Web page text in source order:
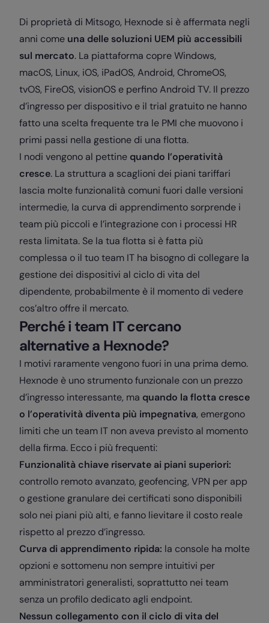
Di proprietà di Mitsogo, Hexnode si è affermata negli
anni come una delle soluzioni UEM più accessibili
sul mercato. La piattaforma copre Windows,
macOS, Linux, iOS, iPadOS, Android, ChromeOS,
tvOS, FireOS, visionOS e perfino Android TV. Il prezzo
d’ingresso per dispositivo e il trial gratuito ne hanno
fatto una scelta frequente tra le PMI che muovono i
primi passi nella gestione di una flotta.
I nodi vengono al pettine quando l’operatività
cresce. La struttura a scaglioni dei piani tariffari
lascia molte funzionalità comuni fuori dalle versioni
intermedie, la curva di apprendimento sorprende i
team più piccoli e l’integrazione con i processi HR
resta limitata. Se la tua flotta si è fatta più
complessa o il tuo team IT ha bisogno di collegare la
gestione dei dispositivi al ciclo di vita del
dipendente, probabilmente è il momento di vedere
cos’altro offre il mercato.
Perché i team IT cercano
alternative a Hexnode?
I motivi raramente vengono fuori in una prima demo.
Hexnode è uno strumento funzionale con un prezzo
d’ingresso interessante, ma quando la flotta cresce
o l’operatività diventa più impegnativa, emergono
limiti che un team IT non aveva previsto al momento
della firma. Ecco i più frequenti:
Funzionalità chiave riservate ai piani superiori:
controllo remoto avanzato, geofencing, VPN per app
o gestione granulare dei certificati sono disponibili
solo nei piani più alti, e fanno lievitare il costo reale
rispetto al prezzo d’ingresso.
Curva di apprendimento ripida: la console ha molte
opzioni e sottomenu non sempre intuitivi per
amministratori generalisti, soprattutto nei team
senza un profilo dedicato agli endpoint.
Nessun collegamento con il ciclo di vita del